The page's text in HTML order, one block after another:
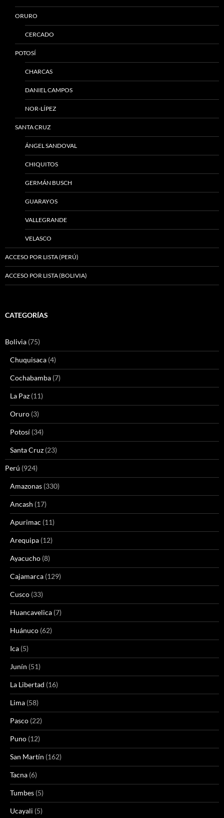
ORURO
CERCADO
POTOSÍ
CHARCAS
DANIEL CAMPOS
NOR-LÍPEZ
SANTA CRUZ
ÁNGEL SANDOVAL
CHIQUITOS
GERMÁN BUSCH
GUARAYOS
VALLEGRANDE
VELASCO
ACCESO POR LISTA (PERÚ)
ACCESO POR LISTA (BOLIVIA)
CATEGORÍAS
Bolivia (75)
Chuquisaca (4)
Cochabamba (7)
La Paz (11)
Oruro (3)
Potosí (34)
Santa Cruz (23)
Perú (924)
Amazonas (330)
Ancash (17)
Apurimac (11)
Arequipa (12)
Ayacucho (8)
Cajamarca (129)
Cusco (33)
Huancavelica (7)
Huánuco (62)
Ica (5)
Junín (51)
La Libertad (16)
Lima (58)
Pasco (22)
Puno (12)
San Martín (162)
Tacna (6)
Tumbes (5)
Ucayali (5)